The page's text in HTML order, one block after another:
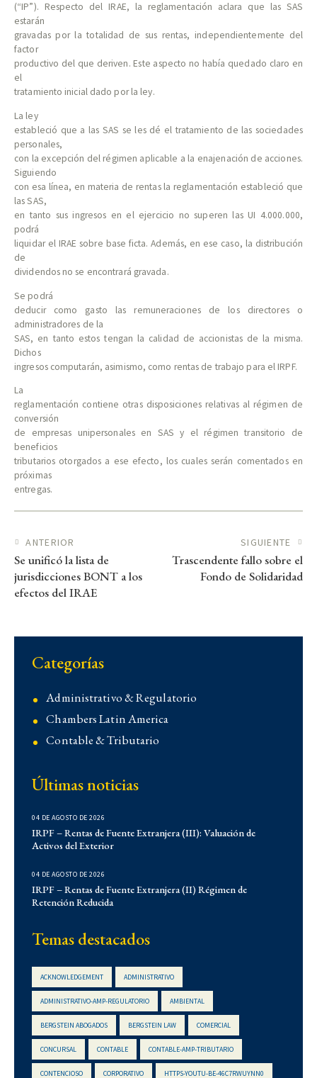
(“IP”). Respecto del IRAE, la reglamentación aclara que las SAS
estarán
gravadas por la totalidad de sus rentas, independientemente del
factor
productivo del que deriven. Este aspecto no había quedado claro en
el
tratamiento inicial dado por la ley.
La ley
estableció que a las SAS se les dé el tratamiento de las sociedades
personales,
con la excepción del régimen aplicable a la enajenación de acciones.
Siguiendo
con esa línea, en materia de rentas la reglamentación estableció que
las SAS,
en tanto sus ingresos en el ejercicio no superen las UI 4.000.000,
podrá
liquidar el IRAE sobre base ficta. Además, en ese caso, la distribución
de
dividendos no se encontrará gravada.
Se podrá
deducir como gasto las remuneraciones de los directores o
administradores de la
SAS, en tanto estos tengan la calidad de accionistas de la misma.
Dichos
ingresos computarán, asimismo, como rentas de trabajo para el IRPF.
La
reglamentación contiene otras disposiciones relativas al régimen de
conversión
de empresas unipersonales en SAS y el régimen transitorio de
beneficios
tributarios otorgados a ese efecto, los cuales serán comentados en
próximas
entregas.
Navegación de entradas
ANTERIOR
Se unificó la lista de
jurisdicciones BONT a los
efectos del IRAE
SIGUIENTE
Trascendente fallo sobre el
Fondo de Solidaridad
Categorías
Administrativo & Regulatorio
Chambers Latin America
Contable & Tributario
Corporativo
Demo
Derecho Administrativo
Institucionales
Laboral
Latin Lawyer 250
Legal Alert
Migratorio
Newsletters
Notarial
Propiedad Intelectual
Últimas noticias
04 DE AGOSTO DE 2026
IRPF – Rentas de Fuente Extranjera (III): Valuación de
Activos del Exterior
04 DE AGOSTO DE 2026
IRPF – Rentas de Fuente Extranjera (II) Régimen de
Retención Reducida
Temas destacados
ACKNOWLEDGEMENT ADMINISTRATIVO
ADMINISTRATIVO-AMP-REGULATORIO AMBIENTAL
BERGSTEIN ABOGADOS BERGSTEIN LAW COMERCIAL
CONCURSAL CONTABLE CONTABLE-AMP-TRIBUTARIO
CONTENCIOSO CORPORATIVO HTTPS-YOUTU-BE-46C7RWUYNN0